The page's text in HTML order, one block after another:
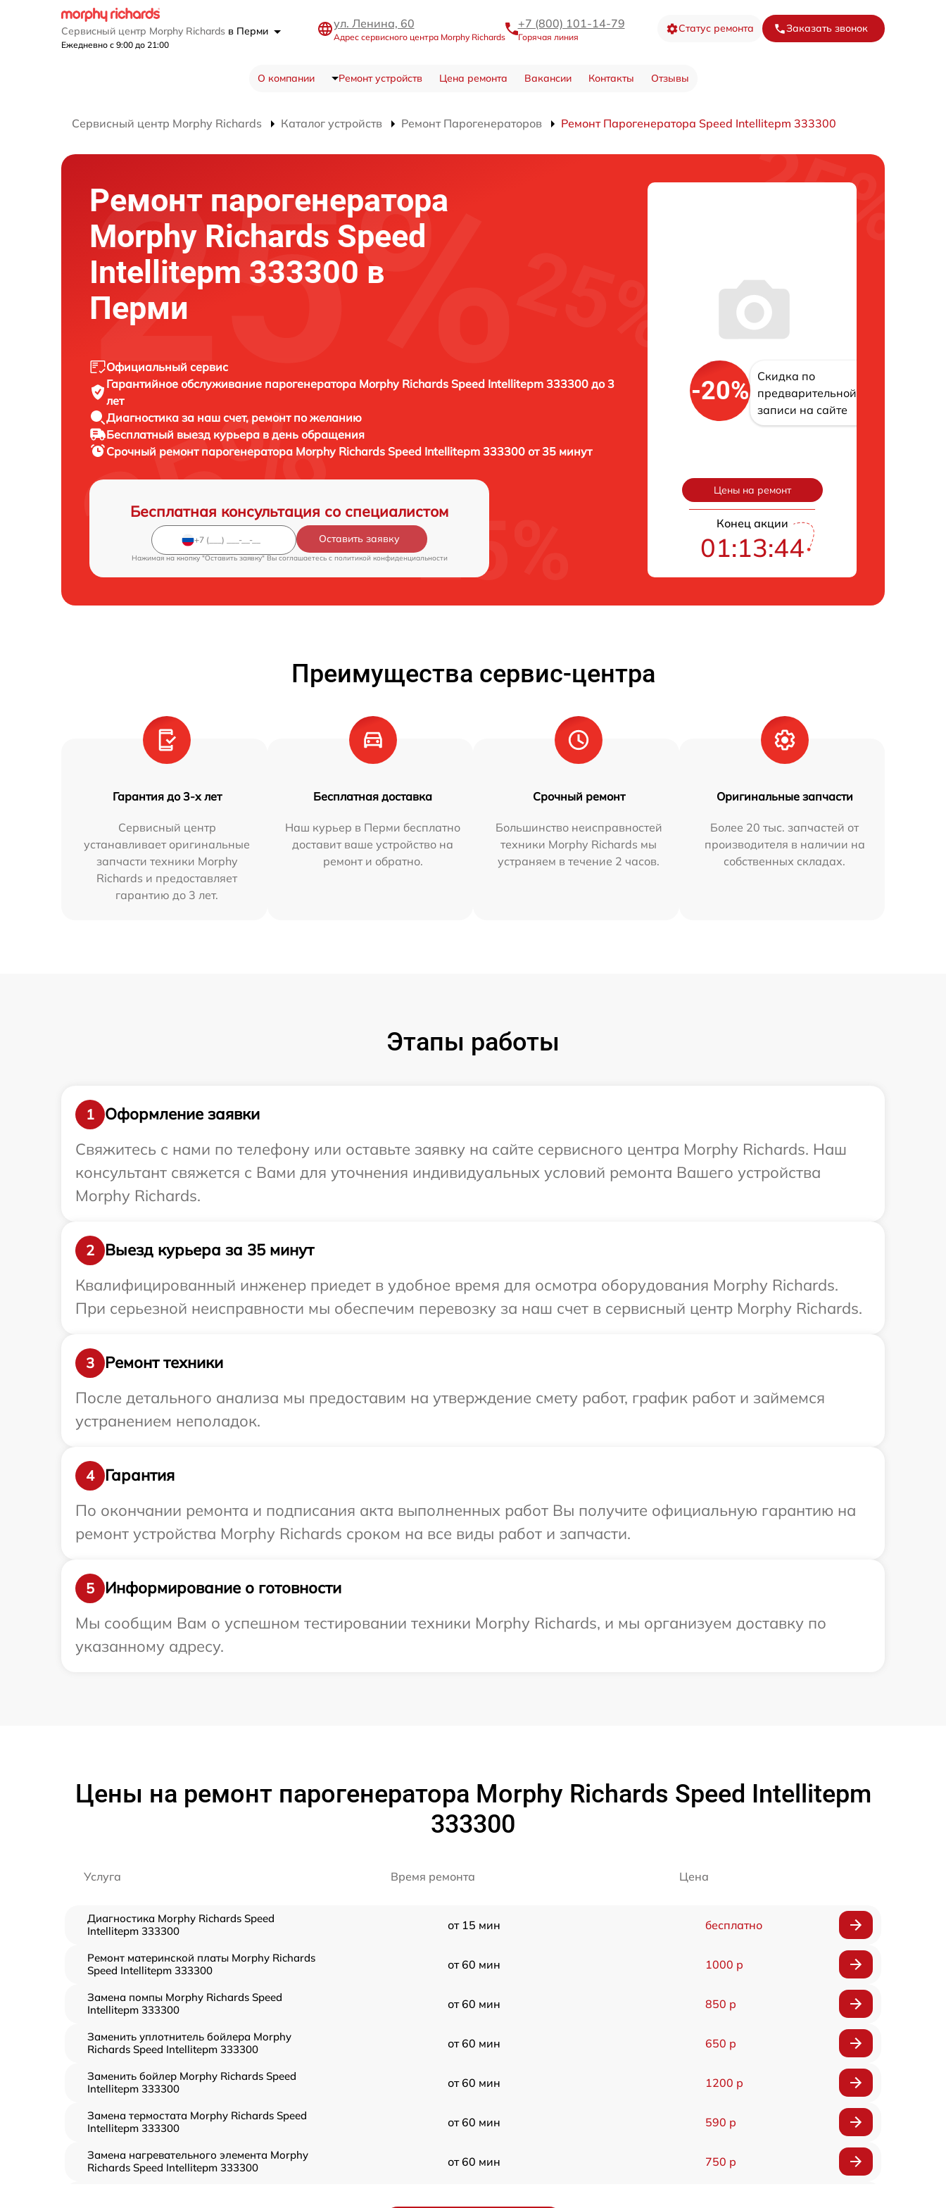
Сервисный центр Morphy Richards в Перми
Ежедневно с 9:00 до 21:00
ул. Ленина, 60
Адрес сервисного центра Morphy Richards
+7 (800) 101-14-79
Горячая линия
Статус ремонта Заказать звонок
О компании Ремонт устройств Цена ремонта Вакансии Контакты Отзывы
Сервисный центр Morphy Richards Каталог устройств Ремонт Парогенераторов Ремонт Парогенератора Speed Intellitepm 333300
Ремонт парогенератора
Morphy Richards Speed
Intellitepm 333300 в
Перми
Официальный сервис
Гарантийное обслуживание парогенератора Morphy Richards Speed Intellitepm 333300 до 3
лет
Диагностика за наш счет, ремонт по желанию
Бесплатный выезд курьера в день обращения
Срочный ремонт парогенератора Morphy Richards Speed Intellitepm 333300 от 35 минут
Бесплатная консультация со специалистом
Оставить заявку
Нажимая на кнопку "Оставить заявку" Вы соглашаетесь c политикой конфиденциальности
-20%
Скидка по
предварительной
записи на сайте
Цены на ремонт
Конец акции
01:13:43
Преимущества сервис-центра
Гарантия до 3-х лет
Сервисный центр
устанавливает оригинальные
запчасти техники Morphy
Richards и предоставляет
гарантию до 3 лет.
Бесплатная доставка
Наш курьер в Перми бесплатно
доставит ваше устройство на
ремонт и обратно.
Срочный ремонт
Большинство неисправностей
техники Morphy Richards мы
устраняем в течение 2 часов.
Оригинальные запчасти
Более 20 тыс. запчастей от
производителя в наличии на
собственных складах.
Этапы работы
1
Оформление заявки
Свяжитесь с нами по телефону или оставьте заявку на сайте сервисного центра Morphy Richards. Наш
консультант свяжется с Вами для уточнения индивидуальных условий ремонта Вашего устройства
Morphy Richards.
2
Выезд курьера за 35 минут
Квалифицированный инженер приедет в удобное время для осмотра оборудования Morphy Richards.
При серьезной неисправности мы обеспечим перевозку за наш счет в сервисный центр Morphy Richards.
3
Ремонт техники
После детального анализа мы предоставим на утверждение смету работ, график работ и займемся
устранением неполадок.
4
Гарантия
По окончании ремонта и подписания акта выполненных работ Вы получите официальную гарантию на
ремонт устройства Morphy Richards сроком на все виды работ и запчасти.
5
Информирование о готовности
Мы сообщим Вам о успешном тестировании техники Morphy Richards, и мы организуем доставку по
указанному адресу.
Цены на ремонт парогенератора Morphy Richards Speed Intellitepm
333300
Услуга Время ремонта Цена
Диагностика Morphy Richards Speed
Intellitepm 333300
от 15 мин бесплатно
Ремонт материнской платы Morphy Richards
Speed Intellitepm 333300
от 60 мин 1000 р
Замена помпы Morphy Richards Speed
Intellitepm 333300
от 60 мин 850 р
Заменить уплотнитель бойлера Morphy
Richards Speed Intellitepm 333300
от 60 мин 650 р
Заменить бойлер Morphy Richards Speed
Intellitepm 333300
от 60 мин 1200 р
Замена термостата Morphy Richards Speed
Intellitepm 333300
от 60 мин 590 р
Замена нагревательного элемента Morphy
Richards Speed Intellitepm 333300
от 60 мин 750 р